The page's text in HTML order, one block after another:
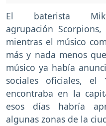
El baterista
agrupación
mientras el músico
más y nada menos
músico ya había
sociales oficiales,
encontraba en la
esos días habría
algunas zonas de la